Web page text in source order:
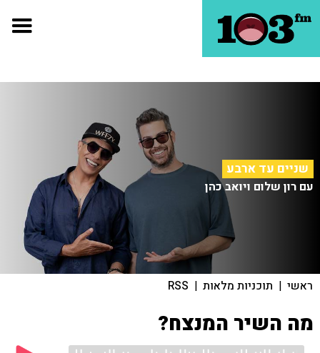
שניים עד ארבע
עם רון שלום ויואב כהן
ראשי | תוכניות מלאות |
RSS
מה השיר המנצח?